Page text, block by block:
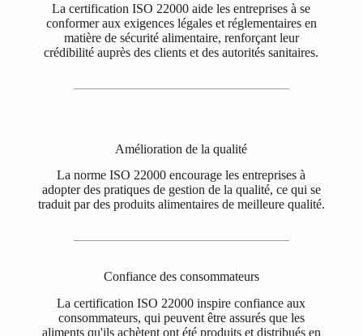
La certification ISO 22000 aide les entreprises à se
conformer aux exigences légales et réglementaires en
matière de sécurité alimentaire, renforçant leur
crédibilité auprès des clients et des autorités sanitaires.
Amélioration de la qualité
La norme ISO 22000 encourage les entreprises à
adopter des pratiques de gestion de la qualité, ce qui se
traduit par des produits alimentaires de meilleure qualité.
Confiance des consommateurs
La certification ISO 22000 inspire confiance aux
consommateurs, qui peuvent être assurés que les
aliments qu'ils achètent ont été produits et distribués en